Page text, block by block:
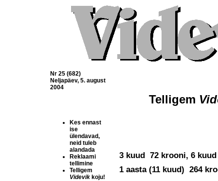
Nr 25 (682)
Neljapäev, 5. august
2004
Kes ennast
ise
ülendavad,
neid tuleb
alandada
Reklaami
tellimine
Telligem
Videvik koju!
Telligem
3 kuud  72 krooni, 6 kuud
1 aasta (11 kuud)  264